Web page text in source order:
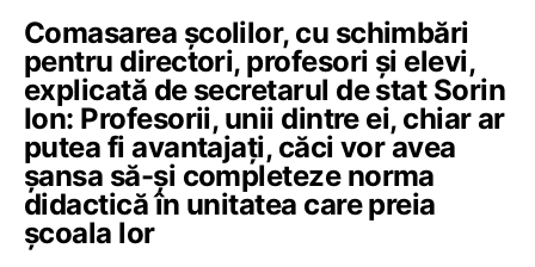
Comasarea școlilor, cu schimbări
pentru directori, profesori și elevi,
explicată de secretarul de stat Sorin
Ion: Profesorii, unii dintre ei, chiar ar
putea fi avantajați, căci vor avea
șansa să-și completeze norma
didactică în unitatea care preia
școala lor